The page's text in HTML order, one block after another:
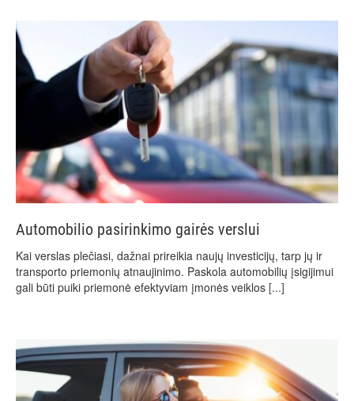
Automobilio pasirinkimo gairės verslui
Kai verslas plečiasi, dažnai prireikia naujų investicijų, tarp jų ir
transporto priemonių atnaujinimo. Paskola automobilių įsigijimui
gali būti puiki priemonė efektyviam įmonės veiklos [...]